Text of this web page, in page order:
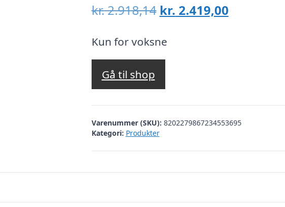
kr.2.918,14 Den
pris
var:
kr. 2.419,00Den
Kun for voksne
Gå til shop
Varenummer (SKU): 8202279867234553695
Kategori: Produkter